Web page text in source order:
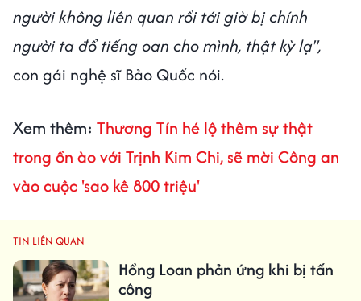
người không liên quan rồi tới giờ bị chính
người ta đổ tiếng oan cho mình, thật kỳ lạ",
con gái nghệ sĩ Bảo Quốc nói.
Xem thêm: Thương Tín hé lộ thêm sự thật
trong ồn ào với Trịnh Kim Chi, sẽ mời Công an
vào cuộc 'sao kê 800 triệu'
TIN LIÊN QUAN
Hồng Loan phản ứng khi bị tấn
công